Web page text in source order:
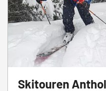
Skitouren